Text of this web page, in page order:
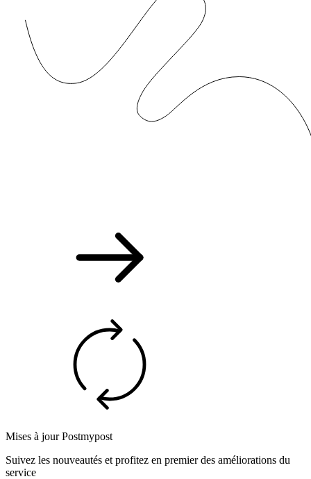
Mises à jour Postmypost
Suivez les nouveautés et profitez en premier des améliorations du
service